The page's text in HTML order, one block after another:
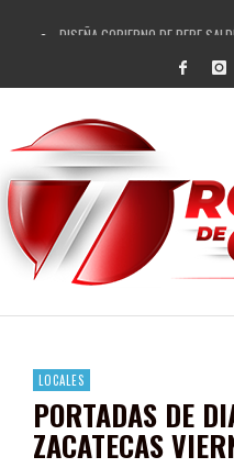
DISEÑA GOBIERNO DE PEPE
REFRENDAN LOS 28
FORTALECE GOBIERNO DE
GOBIERNO DE PEPE SALDÍVAR
CUARTA FERIA EXPO
RECONOCE PEPE SALDÍVAR
EGRESA GOBIERNO DE
SON MUJERES
LOCALES
PORTADAS DE
ZACATECAS